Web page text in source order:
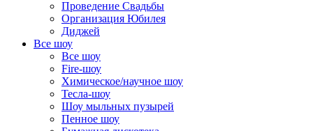
Проведение Свадьбы
Организация Юбилея
Диджей
Все шоу
Все шоу
Fire-шоу
Химическое/научное шоу
Тесла-шоу
Шоу мыльных пузырей
Пенное шоу